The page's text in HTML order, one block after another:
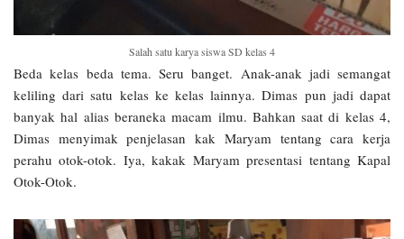
Salah satu karya siswa SD kelas 4
Beda kelas beda tema. Seru banget. Anak-anak jadi semangat
keliling dari satu kelas ke kelas lainnya. Dimas pun jadi dapat
banyak hal alias beraneka macam ilmu. Bahkan saat di kelas 4,
Dimas menyimak penjelasan kak Maryam tentang cara kerja
perahu otok-otok. Iya, kakak Maryam presentasi tentang Kapal
Otok-Otok.